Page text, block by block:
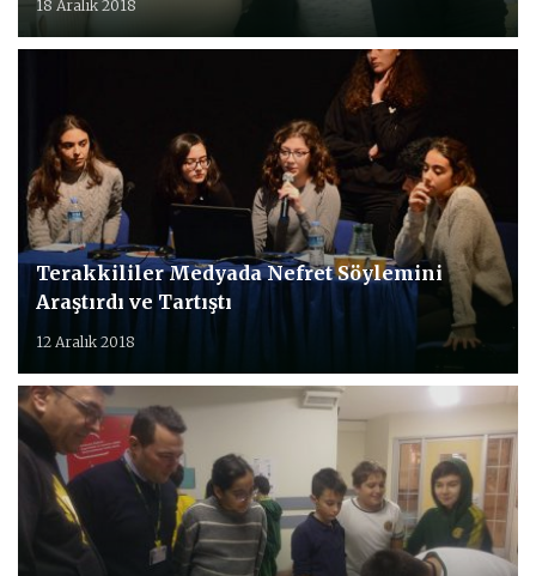
18 Aralık 2018
Terakkililer Medyada Nefret Söylemini
Araştırdı ve Tartıştı
12 Aralık 2018